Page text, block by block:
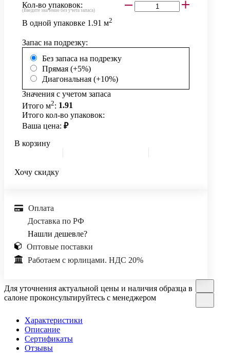
Кол-во упаковок:
(Введите значение без учета запаса)
В одной упаковке 1.91 м2
Запас на подрезку:
Без запаса на подрезку
Прямая (+5%)
Диагональная (+10%)
Значения с учетом запаса
Итого м2: 1.91
Итого кол-во упаковок:
Ваша цена: ₽
В корзину
Хочу скидку
Оплата
Доставка по РФ
Нашли дешевле?
Оптовые поставки
Работаем с юрлицами. НДС 20%
Для уточнения актуальной цены и наличия образца в
салоне проконсультируйтесь с менеджером
Характеристики
Описание
Сертификаты
Отзывы